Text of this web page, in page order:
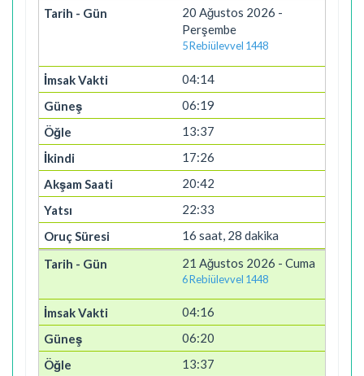
20 Ağustos 2026 -
Perşembe
5 Rebiülevvel 1448
04:14
06:19
13:37
17:26
20:42
22:33
16 saat, 28 dakika
21 Ağustos 2026 - Cuma
6 Rebiülevvel 1448
04:16
06:20
13:37